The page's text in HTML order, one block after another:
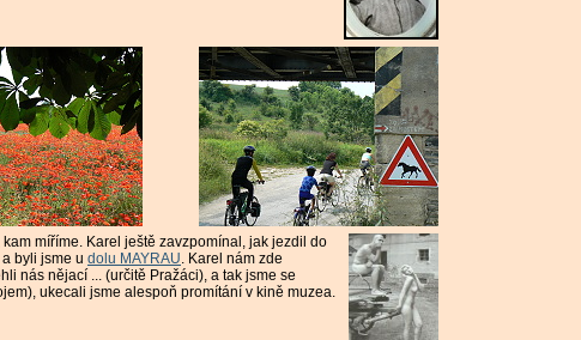
míříme. Karel ještě zavzpomínal, jak jezdil do
byli jsme u dolu MAYRAU. Karel nám zde
nás nějací ... (určitě Pražáci), a tak jsme se
ukecali jsme alespoň promítání v kině muzea.